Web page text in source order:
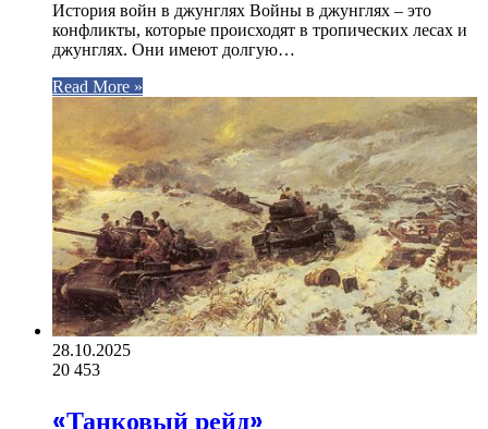
История войн в джунглях Войны в джунглях – это
конфликты, которые происходят в тропических лесах и
джунглях. Они имеют долгую…
Read More »
28.10.2025
20 453
«Танковый рейд»